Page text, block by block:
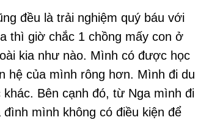
đều là trải nghiệm quý báu với
thì giờ chắc 1 chồng mấy con ở
kia như nào. Mình có được học
hệ của mình rông hơn. Mình đi du
Bên cạnh đó, từ Nga mình đi
mình không có điều kiện để